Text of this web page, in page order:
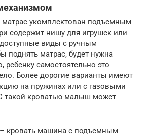
матрас укомплектован подъемным
содержит нишу для игрушек или
виды с ручным
поднять матрас, будет нужна
ребенку самостоятельно это
Более дорогие варианты имеют
на пружинах или с газовыми
такой кроватью малыш может
кровать машина с подъемным